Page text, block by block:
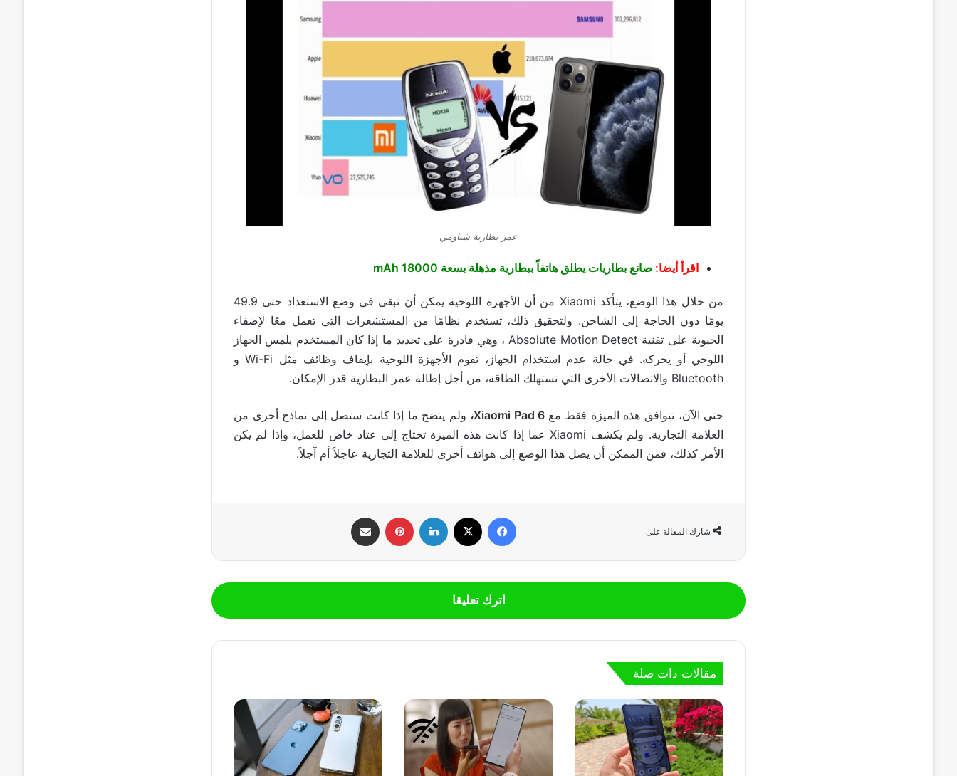
عمر بطارية شياومي
اقرأ أيضا: صانع بطاريات يطلق هاتفاً ببطارية مذهلة بسعة 18000 mAh
من خلال هذا الوضع، يتأكد Xiaomi من أن الأجهزة اللوحية يمكن أن تبقى في وضع الاستعداد حتى 49.9
يومًا دون الحاجة إلى الشاحن. ولتحقيق ذلك، تستخدم نظامًا من المستشعرات التي تعمل معًا لإضفاء
الحيوية على تقنية Absolute Motion Detect ، وهي قادرة على تحديد ما إذا كان المستخدم يلمس الجهاز
اللوحي أو يحركه. في حالة عدم استخدام الجهاز، تقوم الأجهزة اللوحية بإيقاف وظائف مثل Wi-Fi و
Bluetooth والاتصالات الأخرى التي تستهلك الطاقة، من أجل إطالة عمر البطارية قدر الإمكان.
حتى الآن، تتوافق هذه الميزة فقط مع
ولم يتضح ما إذا كانت ستصل إلى نماذج أخرى من
العلامة التجارية. ولم يكشف Xiaomi عما إذا كانت هذه الميزة تحتاج إلى عتاد خاص للعمل، وإذا لم يكن
الأمر كذلك، فمن الممكن أن يصل هذا الوضع إلى هواتف أخرى للعلامة التجارية عاجلاً أم آجلاً.
شارك المقالة على
اترك تعليقا
مقالات ذات صلة